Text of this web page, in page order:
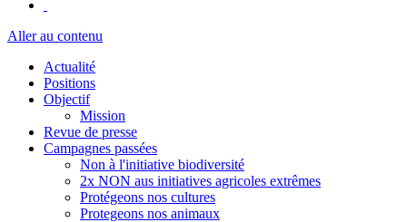
Aller au contenu
Actualité
Positions
Objectif
Mission
Revue de presse
Campagnes passées
Non à l'initiative biodiversité
2x NON aus initiatives agricoles extrêmes
Protégeons nos cultures
Protegeons nos animaux